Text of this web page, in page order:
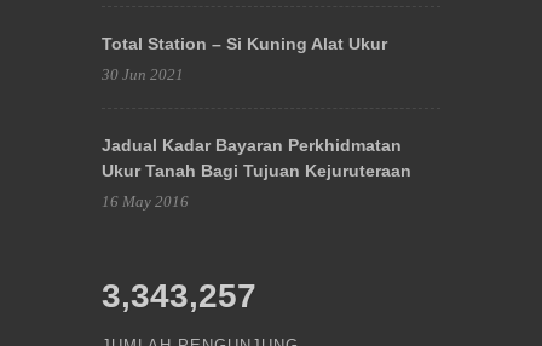
Total Station – Si Kuning Alat Ukur
30 Jun 2021
Jadual Kadar Bayaran Perkhidmatan
Ukur Tanah Bagi Tujuan Kejuruteraan
16 May 2016
3,343,257